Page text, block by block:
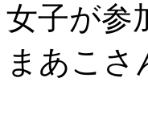
女子が参
まあこさ